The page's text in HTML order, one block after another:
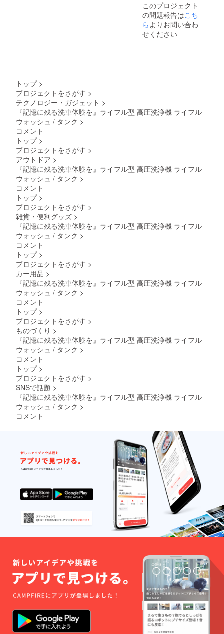
ノーバ
ケット
（グ
リット
ガード
ンド ・
ト ・ブ
Pouch
1.本商
カーの
所在
A 2.商
品概要
の対応
期間：1
年保証
ショッ
ト、
トップ
ショッ
ト、
の対応
ラル
ショッ
す。
このプロジェクト
の問題報告はこち
らよりお問い合わ
せください
トップ >
プロジェクトをさがす >
テクノロジー・ガジェット >
『記憶に残る洗車体験を』ライフル型 高圧洗浄機 ライフル
ウォッシュ / タンク >
コメント
トップ >
プロジェクトをさがす >
アウトドア >
『記憶に残る洗車体験を』ライフル型 高圧洗浄機 ライフル
ウォッシュ / タンク >
コメント
トップ >
プロジェクトをさがす >
雑貨・便利グッズ >
『記憶に残る洗車体験を』ライフル型 高圧洗浄機 ライフル
ウォッシュ / タンク >
コメント
トップ >
プロジェクトをさがす >
カー用品 >
『記憶に残る洗車体験を』ライフル型 高圧洗浄機 ライフル
ウォッシュ / タンク >
コメント
トップ >
プロジェクトをさがす >
ものづくり >
『記憶に残る洗車体験を』ライフル型 高圧洗浄機 ライフル
ウォッシュ / タンク >
コメント
トップ >
プロジェクトをさがす >
SNSで話題 >
『記憶に残る洗車体験を』ライフル型 高圧洗浄機 ライフル
ウォッシュ / タンク >
コメント